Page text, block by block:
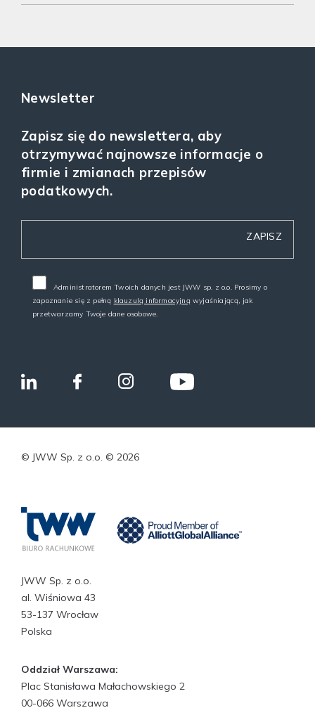
Newsletter
Zapisz się do newslettera, aby
otrzymywać najnowsze informacje o
firmie i zmianach przepisów
podatkowych.
Administratorem Twoich danych jest JWW sp. z o.o. Prosimy o
zapoznanie się z pełną klauzulą informacyjną wyjaśniającą, jak
przetwarzamy Twoje dane osobowe.
© JWW Sp. z o.o. © 2026
JWW Sp. z o.o.
al. Wiśniowa 43
53-137 Wrocław
Polska
Oddział Warszawa:
Plac Stanisława Małachowskiego 2
00-066 Warszawa